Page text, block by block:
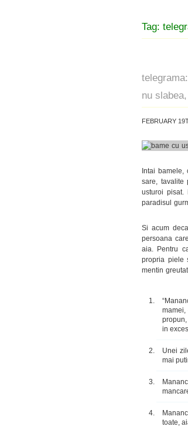
Tag:
nu
FEBRUARY
Intai bamele,
sare,
usturoi
paradisul
Si acum
persoana
aia. Pentru
propria piele
mentin
mamei,
in
Unei
mai
toate,